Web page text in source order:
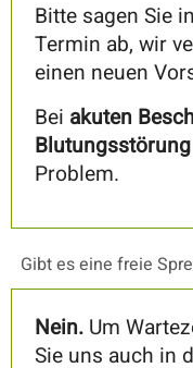
Bitte sagen Sie
Termin ab, wir
einen neuen
Bei akuten
Blutungsstörung
Problem.
Gibt es eine freie
Nein. Um
Sie uns auch in